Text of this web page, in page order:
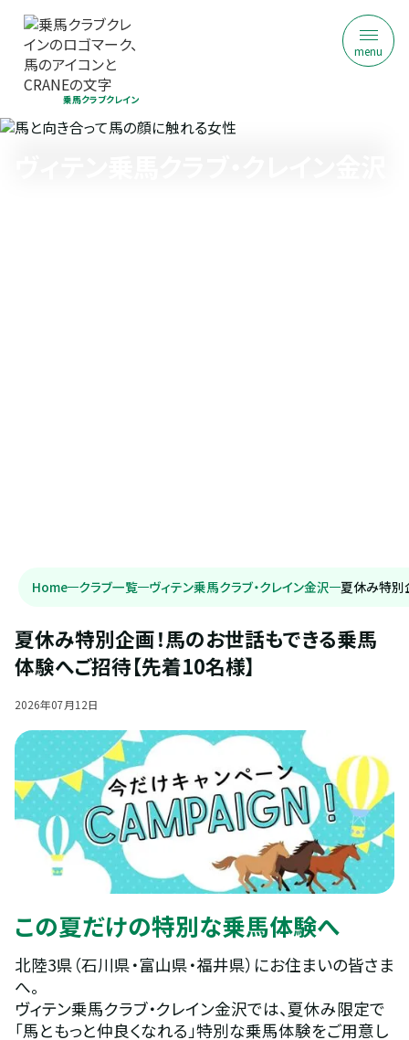
乗馬クラブクレイン
menu
Home クラブ一覧 ヴィテン乗馬クラブ・クレイン金沢 夏休み特別
夏休み特別企画！馬のお世話もできる乗馬
体験へご招待【先着10名様】
2026年07月12日
この夏だけの特別な乗馬体験へ
北陸3県（石川県・富山県・福井県）にお住まいの皆さま
へ。
ヴィテン乗馬クラブ・クレイン金沢では、夏休み限定で
「馬ともっと仲良くなれる」特別な乗馬体験をご用意し